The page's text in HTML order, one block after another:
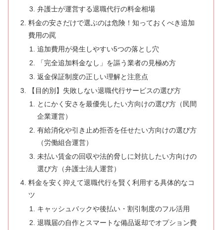
弁護士が運営する退職代行の料金相場
料金の安さだけで選ぶのは危険！知っておくべき追加
費用の罠
追加費用が発生しやすい5つの落とし穴
「完全追加料金なし」を謳う業者の見極め方
返金保証制度の正しい理解と注意点
【目的別】失敗しない退職代行サービスの選び方
とにかく安さを最優先したい方向けの選び方（民間
企業運営）
有給消化や引き止め拒否を任せたい方向けの選び方
（労働組合運営）
未払い賃金の回収や法的脅しに対抗したい方向けの
選び方（弁護士法人運営）
料金を安く抑えて退職代行を賢く利用する具体的なコ
ツ
キャッシュバックや後払い・割引制度のフル活用
退職届の自作とスマートな備品返却でオプション費